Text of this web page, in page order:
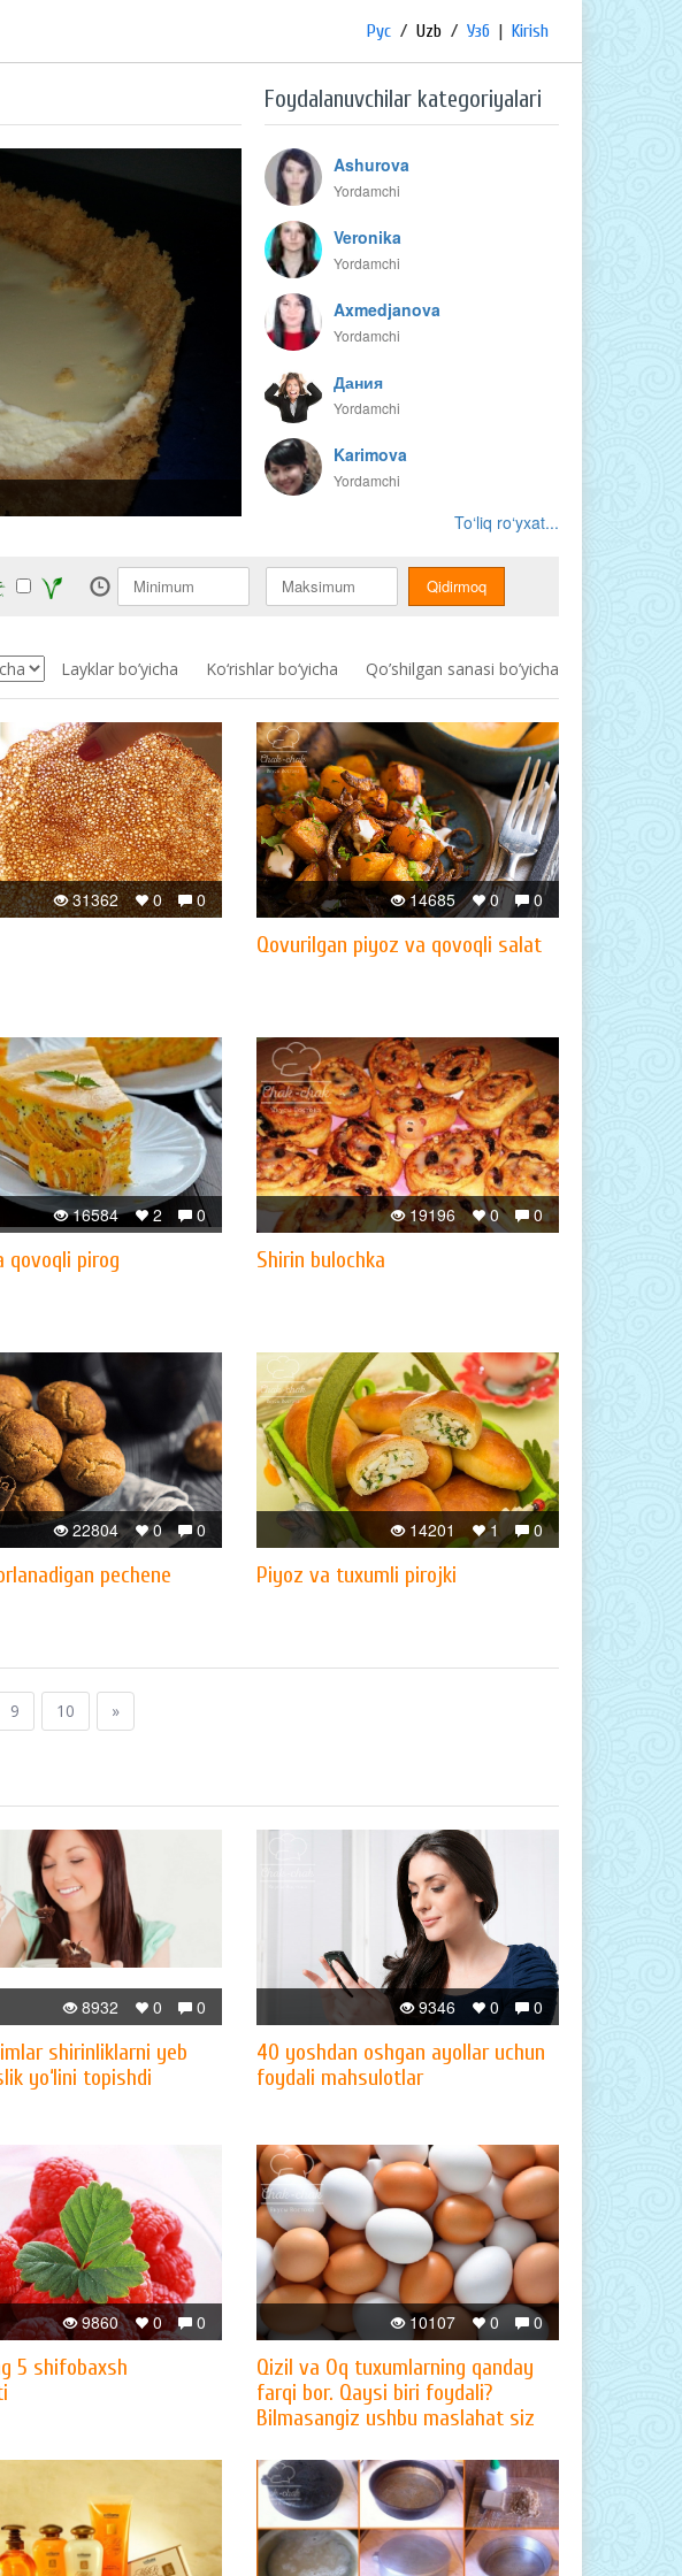
Рус / Uzb / Узб | Kirish
Foydalanuvchilar kategoriyalari
Ashurova
Yordamchi
Veronika
Yordamchi
Axmedjanova
Yordamchi
Дания
Yordamchi
Karimova
Yordamchi
To‘liq ro‘yxat...
Layklar bo’yicha Ko‘rishlar bo‘yicha Qo’shilgan sanasi bo’yicha
0
0
31362 0
0
14685
Qovurilgan piyoz va qovoqli salat
0
2
16584
qovoqli pirog
0
0
19196
Shirin bulochka
0
0
22804
pechene
0
1
14201
Piyoz va tuxumli pirojki
9 10 »
0
0
8932
shirinliklarni yeb
yo‘lini topishdi
0
0
9346
40 yoshdan oshgan ayollar uchun
foydali mahsulotlar
0
0
9860
5 shifobaxsh
0
0
10107
Qizil va Oq tuxumlarning qanday
farqi bor. Qaysi biri foydali?
Bilmasangiz ushbu maslahat siz